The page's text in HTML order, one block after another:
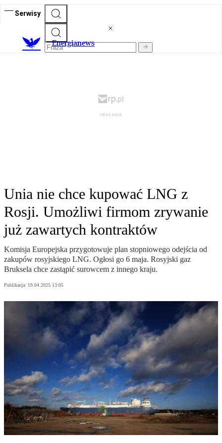
Serwisy
Energianews
Unia nie chce kupować LNG z
Rosji. Umożliwi firmom zrywanie
już zawartych kontraktów
Komisja Europejska przygotowuje plan stopniowego odejścia od
zakupów rosyjskiego LNG. Ogłosi go 6 maja. Rosyjski gaz
Bruksela chce zastąpić surowcem z innego kraju.
Publikacja: 19.04.2025 13:05